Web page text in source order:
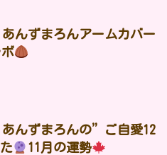
あんずまろんアームカバー
あんずまろんの”ご自愛12
11月の運勢